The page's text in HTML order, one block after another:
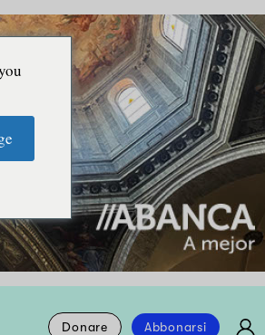
Donare Abbonarsi